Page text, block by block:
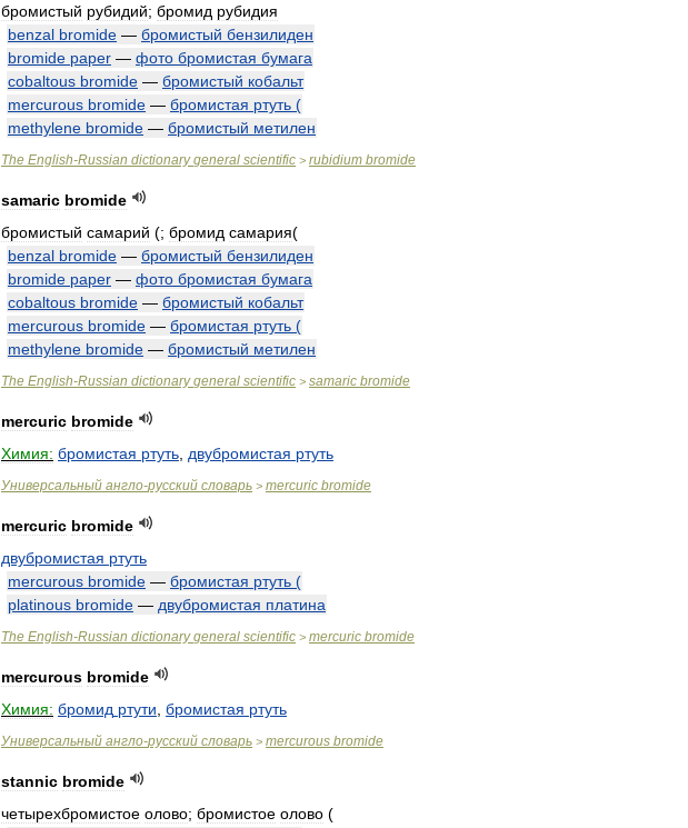
бромистый рубидий; бромид рубидия
benzal bromide — бромистый бензилиден
bromide paper — фото бромистая бумага
cobaltous bromide — бромистый кобальт
mercurous bromide — бромистая ртуть (
methylene bromide — бромистый метилен
The English-Russian dictionary general scientific > rubidium bromide
samaric bromide
бромистый самарий (; бромид самария(
benzal bromide — бромистый бензилиден
bromide paper — фото бромистая бумага
cobaltous bromide — бромистый кобальт
mercurous bromide — бромистая ртуть (
methylene bromide — бромистый метилен
The English-Russian dictionary general scientific > samaric bromide
mercuric bromide
Химия: бромистая ртуть двубромистая ртуть
Универсальный англо-русский словарь > mercuric bromide
mercuric bromide
двубромистая ртуть
mercurous bromide — бромистая ртуть (
platinous bromide — двубромистая платина
The English-Russian dictionary general scientific > mercuric bromide
mercurous bromide
Химия: бромид ртути бромистая ртуть
Универсальный англо-русский словарь > mercurous bromide
stannic bromide
четырехбромистое олово; бромистое олово (